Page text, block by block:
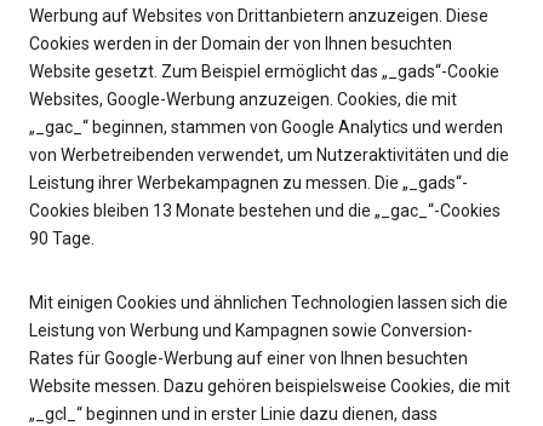
Werbung auf Websites von Drittanbietern anzuzeigen. Diese
Cookies werden in der Domain der von Ihnen besuchten
Website gesetzt. Zum Beispiel ermöglicht das „_gads“-Cookie
Websites, Google-Werbung anzuzeigen. Cookies, die mit
„_gac_“ beginnen, stammen von Google Analytics und werden
von Werbetreibenden verwendet, um Nutzeraktivitäten und die
Leistung ihrer Werbekampagnen zu messen. Die „_gads“-
Cookies bleiben 13 Monate bestehen und die „_gac_“-Cookies
90 Tage.
Mit einigen Cookies und ähnlichen Technologien lassen sich die
Leistung von Werbung und Kampagnen sowie Conversion-
Rates für Google-Werbung auf einer von Ihnen besuchten
Website messen. Dazu gehören beispielsweise Cookies, die mit
„_gcl_“ beginnen und in erster Linie dazu dienen, dass